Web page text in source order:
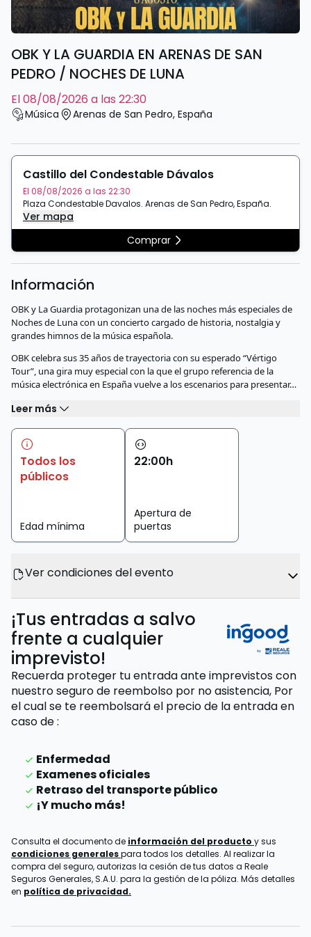
OBK Y LA GUARDIA EN ARENAS DE SAN
PEDRO / NOCHES DE LUNA
el 08/08/2026 a las 22:30
Música Arenas de San Pedro, España
Castillo del Condestable Dávalos
El 08/08/2026 a las 22:30
Plaza Condestable Davalos. Arenas de San Pedro,España.
Ver mapa
Comprar
Información
OBK y La Guardia protagonizan una de las noches más especiales de
Noches de Luna con un concierto cargado de historia, nostalgia y
grandes himnos de la música española.
OBK celebra sus 35 años de trayectoria con su esperado “Vértigo
Tour”, una gira muy especial con la que el grupo referencia de la
música electrónica en España vuelve a los escenarios para presentar…
Leer más
Todos los
públicos
Edad mínima
22:00h
Apertura de
puertas
Ver condiciones del evento
¡Tus entradas a salvo
frente a cualquier
imprevisto!
Recuerda proteger tu entrada ante imprevistos con
nuestro seguro de reembolso por no asistencia, Por
el cual se te reembolsará el precio de la entradaen
caso de:
Enfermedad
Examenes oficiales
Retraso del transporte público
¡Y mucho más!
Consulta el documento de información del producto y sus
condiciones generalespara todos los detalles. Al realizar la
compra del seguro, autorizas la cesión de tus datos a Reale
Seguros Generales, S.A.U. para la gestión de la póliza. Más detalles
en política de privacidad.